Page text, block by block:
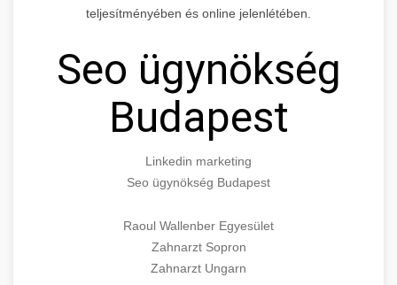
teljesítményében és online jelenlétében.
Seo ügynökség
Budapest
Linkedin marketing
Seo ügynökség Budapest
Raoul Wallenber Egyesület
Zahnarzt Sopron
Zahnarzt Ungarn